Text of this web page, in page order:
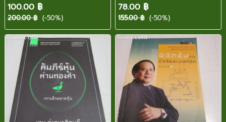
100.00 ฿
200.00 ฿ (-50%)
78.00 ฿
155.00 ฿ (-50%)